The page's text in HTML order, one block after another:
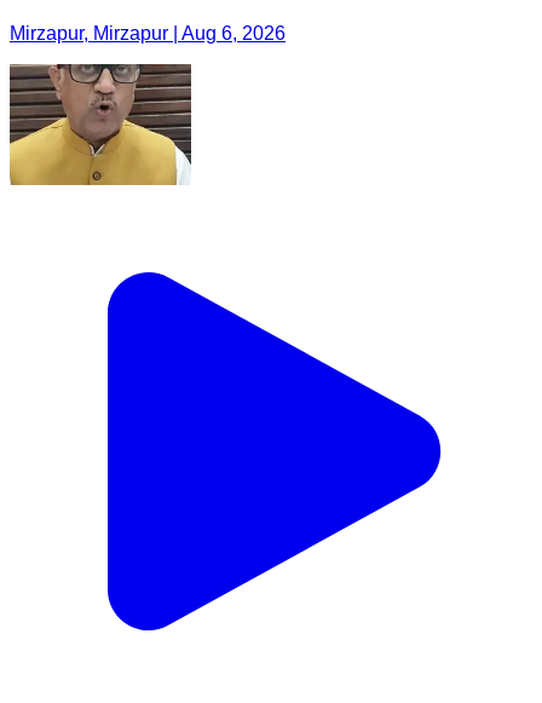
Mirzapur, Mirzapur | Aug 6, 2026